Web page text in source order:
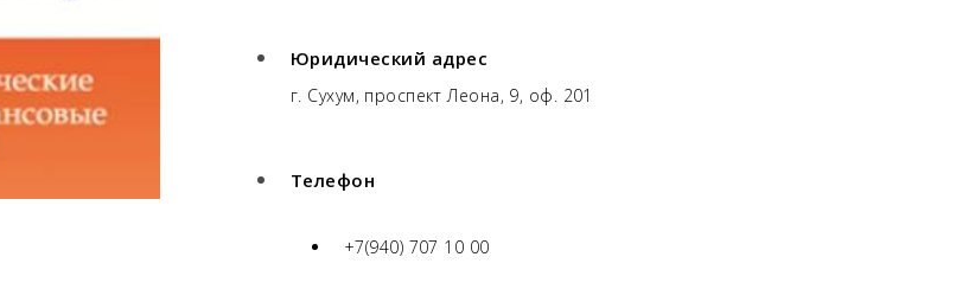
Юридический адрес
г. Сухум, проспект Леона, 9, оф. 201
Телефон
+7(940) 707 10 00